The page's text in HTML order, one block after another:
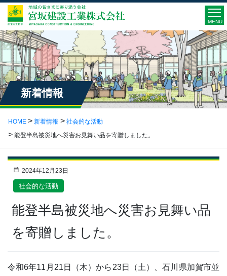
MENU
新着情報
HOME 新着情報
社会的な活動
能登半島被災地へ災害お見舞い品を寄贈しました。
2024年12月23日
社会的な活動
能登半島被災地へ災害お見舞い品
を寄贈しました。
令和6年11月21日（木）から23日（土）、石川県加賀市並